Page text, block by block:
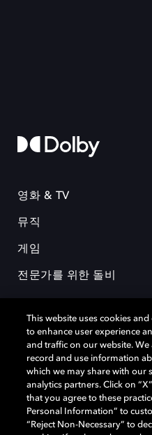
영화 & TV
뮤직
게임
전문가를 위한 돌비
돌비(Dolby)와 double-D 심볼은 미
(Dolby Laboratories, Inc.)의 등록
기재된 상표는 해당 상표 소유권자
Laboratories, Inc. All rights
This website uses cookies
to enhance user experience
and traffic on our website.
record and use information
which we may share with our
analytics partners. Click on
that you agree to these
Personal Information” to
“Reject Non-Necessary” to